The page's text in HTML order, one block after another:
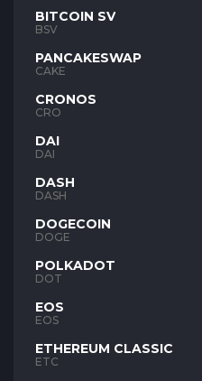
BITCOIN SV
BSV
PANCAKESWAP
CAKE
CRONOS
CRO
DAI
DAI
DASH
DASH
DOGECOIN
DOGE
POLKADOT
DOT
EOS
EOS
ETHEREUM CLASSIC
ETC